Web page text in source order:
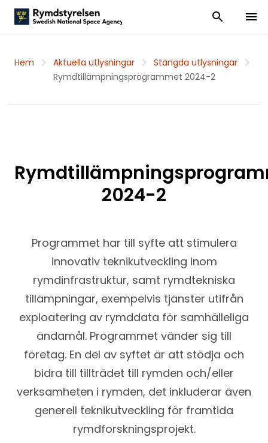
Visa och dölj
Visa
Hem Aktuella utlysningar
Stängda utlysningar
Rymdtillämpningsprogrammet 2024-2
2024-2
Programmet har till syfte att stimulera
innovativ teknikutveckling inom
rymdinfrastruktur, samt rymdtekniska
tillämpningar, exempelvis tjänster utifrån
exploatering av rymddata för samhälleliga
ändamål. Programmet vänder sig till
företag. En del av syftet är att stödja och
bidra till tillträdet till rymden och/eller
verksamheten i rymden, det inkluderar även
generell teknikutveckling för framtida
rymdforskningsprojekt.